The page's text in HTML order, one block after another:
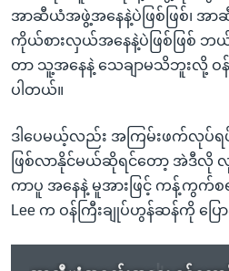
အာဆီယံအဖွဲ့အနေနဲ့ပဲဖြစ်ဖြစ်၊ အာ
ကိုယ်စားလှယ်အနေနဲ့ပဲဖြစ်ဖြစ်
တာ သူ့အနေနဲ့ သေချာမသိဘူးလို့ ဝန်က
ပါတယ်။
ဒါပေမယ့်လည်း အကြမ်းဖက်လုပ်
ဖြစ်လာနိုင်မယ်ဆိုရင်တော့ အဲဒီလို လု
ကာပူ အနေနဲ့ မူအားဖြင့် ကန့်ကွက်စ
Lee က ဝန်ကြီးချုပ်ဟွန်ဆန်ကို ပြေ